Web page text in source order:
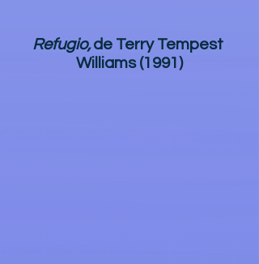
Refugio, de Terry Tempest
Williams (1991)